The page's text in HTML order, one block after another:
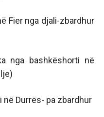
Fier nga djali-zbardhur
nga bashkëshorti në
Durrës- pa zbardhur